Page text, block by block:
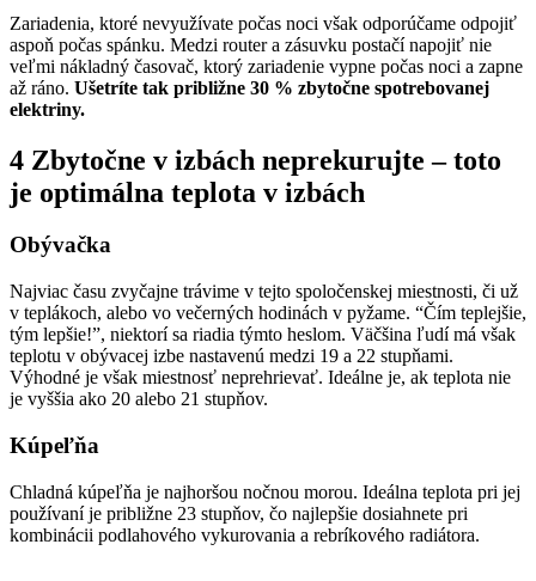
Zariadenia, ktoré nevyužívate počas noci však odporúčame odpojiť
aspoň počas spánku. Medzi router a zásuvku postačí napojiť nie
veľmi nákladný časovač, ktorý zariadenie vypne počas noci a zapne
až ráno. Ušetríte tak približne 30 % zbytočne spotrebovanej
elektriny.
4 Zbytočne v izbách neprekurujte – toto
je optimálna teplota v izbách
Obývačka
Najviac času zvyčajne trávime v tejto spoločenskej miestnosti, či už
v teplákoch, alebo vo večerných hodinách v pyžame. “Čím teplejšie,
tým lepšie!”, niektorí sa riadia týmto heslom. Väčšina ľudí má však
teplotu v obývacej izbe nastavenú medzi 19 a 22 stupňami.
Výhodné je však miestnosť neprehrievať. Ideálne je, ak teplota nie
je vyššia ako 20 alebo 21 stupňov.
Kúpeľňa
Chladná kúpeľňa je najhoršou nočnou morou. Ideálna teplota pri jej
používaní je približne 23 stupňov, čo najlepšie dosiahnete pri
kombinácii podlahového vykurovania a rebríkového radiátora.